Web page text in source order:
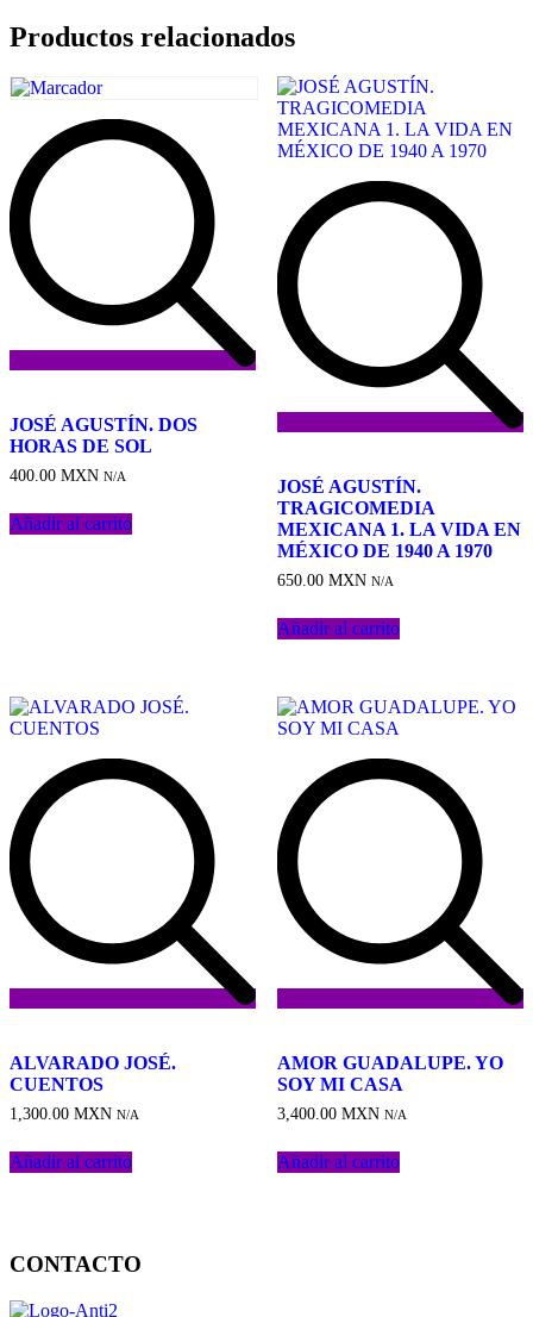
Productos relacionados
a
la
lista
JOSÉ AGUSTÍN. DOS
HORAS DE SOL
400.00 MXN N/A
Añadir al carrito
a
la
lista
de
deseos
JOSÉ AGUSTÍN.
TRAGICOMEDIA
MEXICANA 1. LA VIDA EN
MÉXICO DE 1940 A 1970
650.00 MXN N/A
Añadir al carrito
a
la
de
ALVARADO JOSÉ.
CUENTOS
1,300.00 MXN N/A
Añadir al carrito
a
la
lista
de
AMOR GUADALUPE. YO
SOY MI CASA
3,400.00 MXN N/A
Añadir al carrito
CONTACTO